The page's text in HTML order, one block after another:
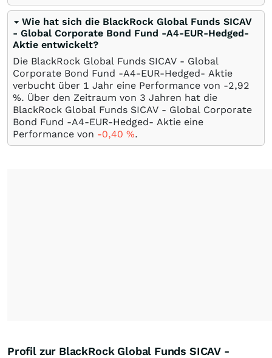
Wie hat sich die BlackRock Global Funds SICAV
- Global Corporate Bond Fund -A4-EUR-Hedged-
Aktie entwickelt?
Die BlackRock Global Funds SICAV - Global
Corporate Bond Fund -A4-EUR-Hedged- Aktie
verbucht über 1 Jahr eine Performance von -2,92
%. Über den Zeitraum von 3 Jahren hat die
BlackRock Global Funds SICAV - Global Corporate
Bond Fund -A4-EUR-Hedged- Aktie eine
Performance von -0,40 %.
Profil zur BlackRock Global Funds SICAV -